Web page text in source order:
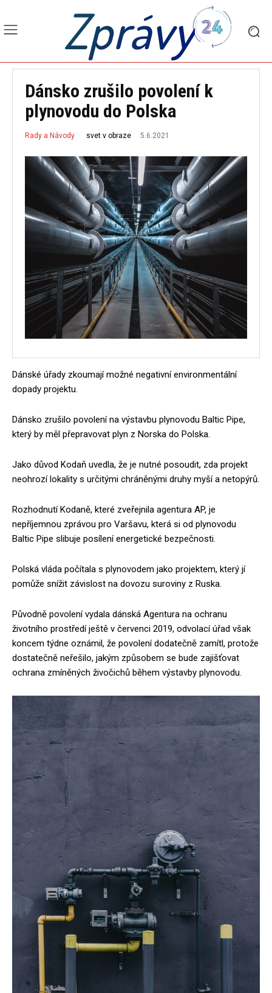
Zprávy
Dánsko zrušilo povolení k
plynovodu do Polska
Rady a Návody svet v obraze 5.6.2021
Dánské úřady zkoumají možné negativní environmentální
dopady projektu.
Dánsko zrušilo povolení na výstavbu plynovodu Baltic Pipe,
který by měl přepravovat plyn z Norska do Polska.
Jako důvod Kodaň uvedla, že je nutné posoudit, zda projekt
neohrozí lokality s určitými chráněnými druhy myší a netopýrů.
Rozhodnutí Kodaně, které zveřejnila agentura AP, je
nepříjemnou zprávou pro Varšavu, která si od plynovodu
Baltic Pipe slibuje posílení energetické bezpečnosti.
Polská vláda počítala s plynovodem jako projektem, který jí
pomůže snížit závislost na dovozu suroviny z Ruska.
Původně povolení vydala dánská Agentura na ochranu
životního prostředí ještě v červenci 2019, odvolací úřad však
koncem týdne oznámil, že povolení dodatečně zamítl, protože
dostatečně neřešilo, jakým způsobem se bude zajišťovat
ochrana zmíněných živočichů během výstavby plynovodu.